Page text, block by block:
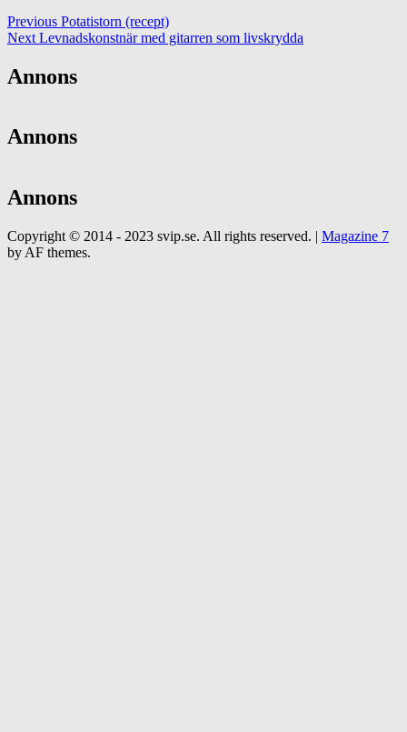
Previous Potatistorn (recept)
Next Levnadskonstnär med gitarren som livskrydda
Annons
Annons
Annons
Copyright © 2014 - 2023 svip.se. All rights reserved. | Magazine 7
by AF themes.